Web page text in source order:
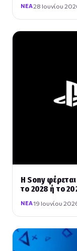
ΝΈΑ28 Ιουνίου
Η Sony
το 2028 ή το
ΝΈΑ19 Ιουνίου